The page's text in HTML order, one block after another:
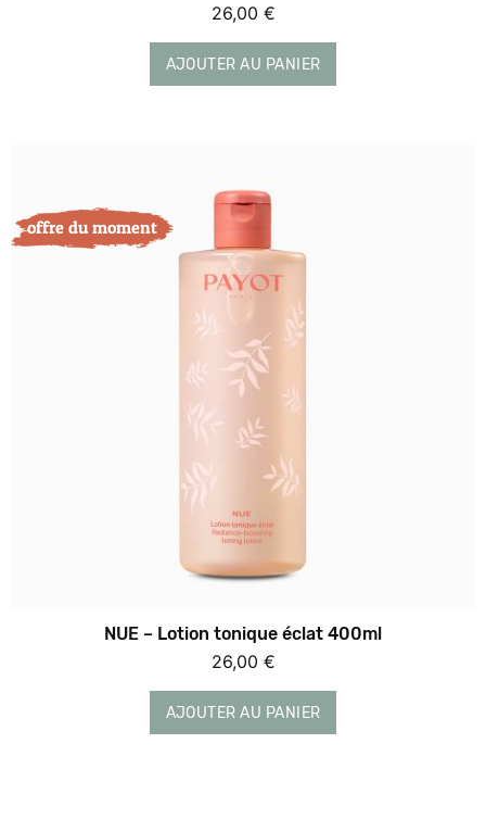
26,00 €
AJOUTER AU PANIER
offre du moment
NUE – Lotion tonique éclat 400ml
26,00 €
AJOUTER AU PANIER